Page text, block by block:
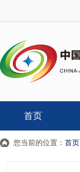
首页
您当前的位置： 首页